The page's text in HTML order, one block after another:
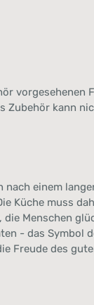
vorgesehenen
Zubehör kann
nach einem
Küche muss
Menschen
- das Symbol
Freude des